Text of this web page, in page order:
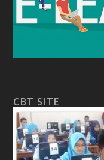
CBT SITE